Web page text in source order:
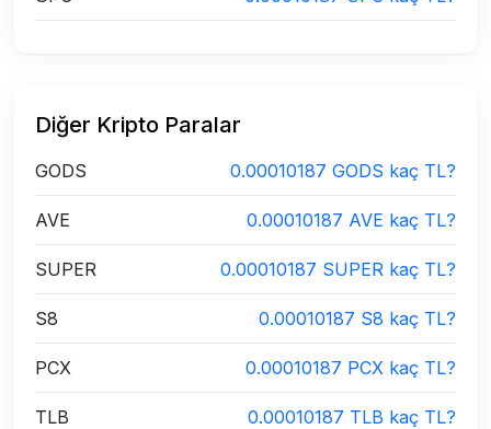
Diğer Kripto Paralar
GODS 0.00010187 GODS kaç TL?
AVE 0.00010187 AVE kaç TL?
SUPER 0.00010187 SUPER kaç TL?
S8 0.00010187 S8 kaç TL?
PCX 0.00010187 PCX kaç TL?
TLB 0.00010187 TLB kaç TL?